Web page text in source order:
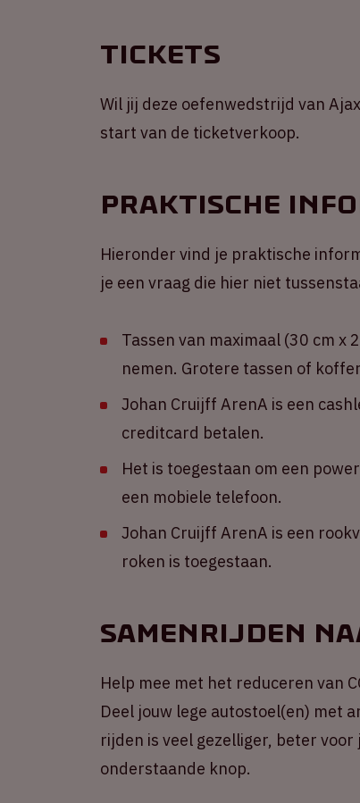
Tickets
Wil jij deze oefenwedstrijd van
start van de ticketverkoop.
Praktische
Hieronder vind je praktische
je een vraag die hier niet
Tassen van maximaal (30 cm x
nemen. Grotere tassen of
Johan Cruijff ArenA is een
creditcard betalen.
Het is toegestaan om een
een mobiele telefoon.
Johan Cruijff ArenA is een
roken is toegestaan.
Samenrijden
Help mee met het reduceren van
Deel jouw lege autostoel(en) met
rijden is veel gezelliger, beter
onderstaande knop.